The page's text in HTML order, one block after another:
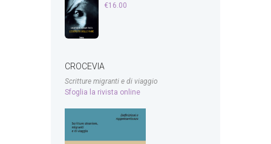
€16.00
CROCEVIA
Scritture migranti e di viaggio
Sfoglia la rivista online